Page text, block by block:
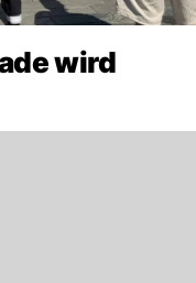
wird